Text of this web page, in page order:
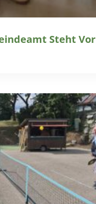
Steht Vor